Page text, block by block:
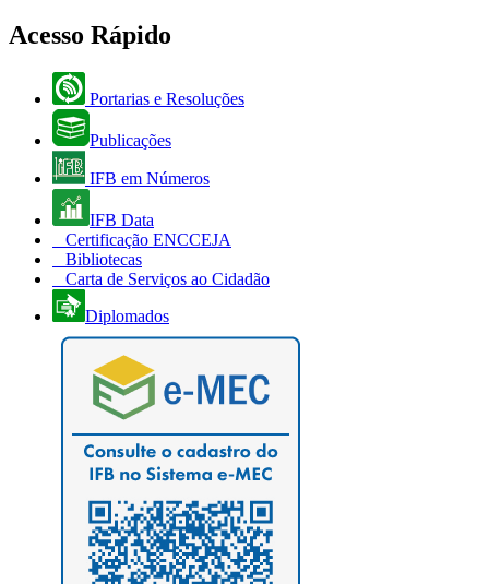
Acesso Rápido
Portarias e Resoluções
Publicações
IFB em Números
IFB Data
Certificação ENCCEJA
Bibliotecas
Carta de Serviços ao Cidadão
Diplomados